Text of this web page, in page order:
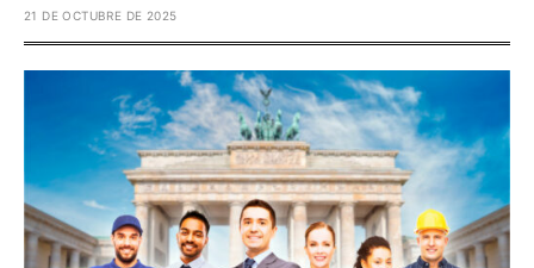
21 DE OCTUBRE DE 2025